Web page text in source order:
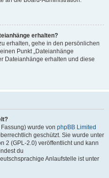
erhalten?
erhalten, gehe in den persönlichen
Punkt „Dateianhänge
Dateianhänge erhalten und diese
wurde von phpBB Limited
geschützt. Sie wurde unter
2 (GPL-2.0) veröffentlicht und kann
du
Anlaufstelle ist unter